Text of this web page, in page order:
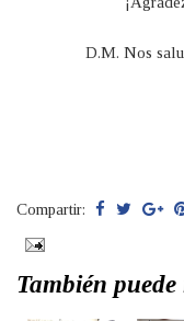
D.M. Nos
Compartir:
También